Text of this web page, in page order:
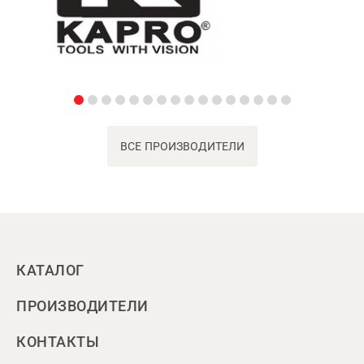
ВСЕ ПРОИЗВОДИТЕЛИ
КАТАЛОГ
ПРОИЗВОДИТЕЛИ
КОНТАКТЫ